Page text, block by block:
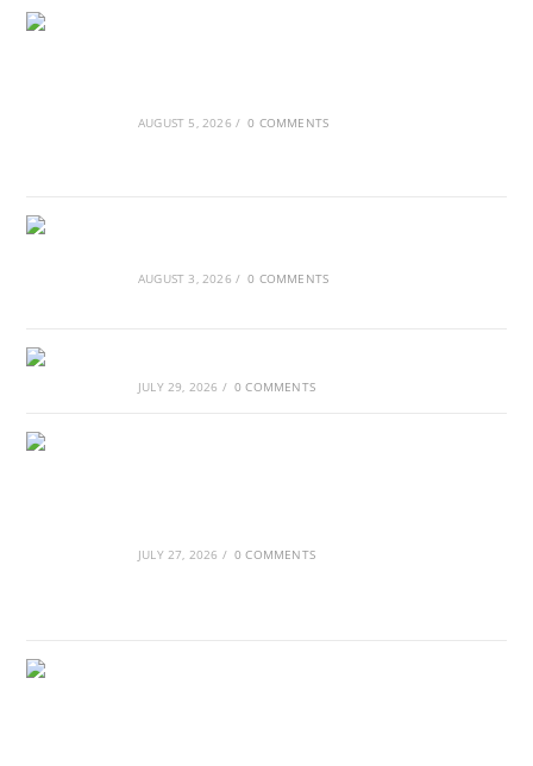
AUGUST 5, 2026 / 0 COMMENTS
AUGUST 3, 2026 / 0 COMMENTS
JULY 29, 2026 / 0 COMMENTS
JULY 27, 2026 / 0 COMMENTS